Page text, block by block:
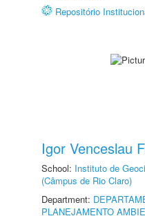
Repositório
Igor Venceslau
School: Instituto de
(Câmpus de Rio Claro)
Department:
PLANEJAMENTO